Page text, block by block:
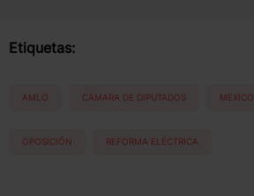
Etiquetas:
AMLO CÁMARA DE DIPUTADOS MEXICO
OPOSICIÓN REFORMA ELÉCTRICA